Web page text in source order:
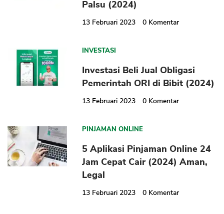
Palsu (2024)
13 Februari 2023 0 Komentar
INVESTASI
Investasi Beli Jual Obligasi
Pemerintah ORI di Bibit (2024)
13 Februari 2023 0 Komentar
PINJAMAN ONLINE
5 Aplikasi Pinjaman Online 24
Jam Cepat Cair (2024) Aman,
Legal
13 Februari 2023 0 Komentar